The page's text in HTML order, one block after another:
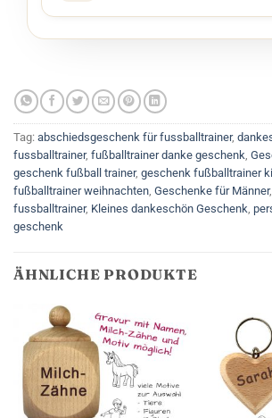
Tag: abschiedsgeschenk für fussballtrainer,
fussballtrainer, fußballtrainer danke geschenk
geschenk fußball trainer, geschenk fußballtrainer
fußballtrainer weihnachten Geschenke für Männer,
fussballtrainer, Kleines dankeschön Geschenk
geschenk
ÄHNLICHE PRODUKTE